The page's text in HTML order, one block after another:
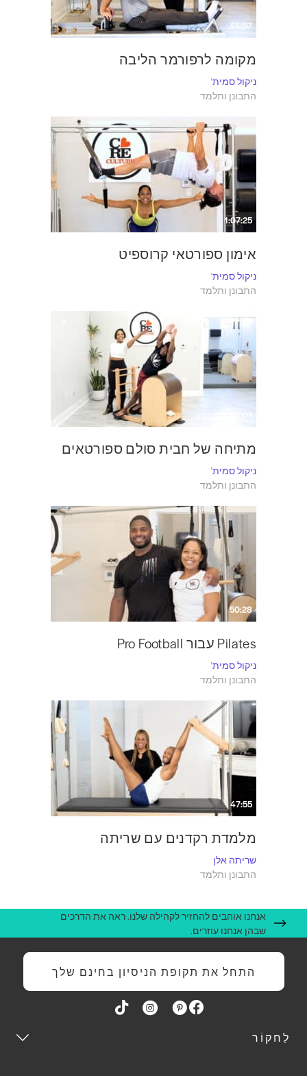
44:57
מקומה לרפורמר הליבה
ניקול סמית'
התבונן ותלמד
1:07:25
אימון ספורטאי קרוספיט
ניקול סמית'
התבונן ותלמד
54:01
מתיחה של חבית סולם ספורטאים
ניקול סמית'
התבונן ותלמד
50:28
Pilates עבור Pro Football
ניקול סמית'
התבונן ותלמד
47:55
מלמדת רקדנים עם שריתה
שריתה אלן
התבונן ותלמד
אנחנו אוהבים להחזיר לקהילה שלנו. ראה את הדרכים
שבהן אנחנו עוזרים.
התחל את תקופת הניסיון בחינם שלך
לַחקוֹר